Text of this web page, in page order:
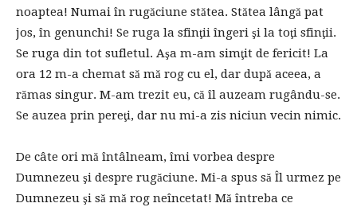
noaptea! Numai în rugăciune stătea. Stătea lângă pat
jos, în genunchi! Se ruga la sfinţii îngeri şi la toţi sfinţii.
Se ruga din tot sufletul. Aşa m-am simţit de fericit! La
ora 12 m-a chemat să mă rog cu el, dar după aceea, a
rămas singur. M-am trezit eu, că îl auzeam rugându-se.
Se auzea prin pereţi, dar nu mi-a zis niciun vecin nimic.
De câte ori mă întâlneam, îmi vorbea despre
Dumnezeu şi despre rugăciune. Mi-a spus să Îl urmez pe
Dumnezeu şi să mă rog neîncetat! Mă întreba ce